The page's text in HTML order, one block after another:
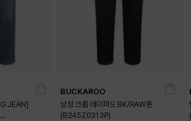
JEAN]
BUCKAROO
남성 크롭 테이퍼드 BK/RAW톤
(B245Z0313P)